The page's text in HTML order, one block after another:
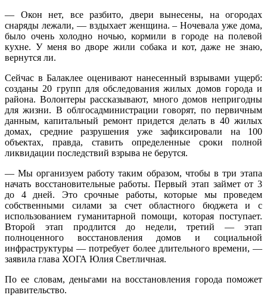
— Окон нет, все разбито, двери вынесены, на огородах
снаряды лежали, — вздыхает женщина. – Ночевала уже дома,
было очень холодно ночью, кормили в городе на полевой
кухне. У меня во дворе жили собака и кот, даже не знаю,
вернутся ли.
Сейчас в Балаклее оценивают нанесенный взрывами ущерб:
созданы 20 групп для обследования жилых домов города и
района. Волонтеры рассказывают, много домов непригодны
для жизни. В облгосадминистрации говорят, по первичным
данным, капитальный ремонт придется делать в 40 жилых
домах, средние разрушения уже зафиксировали на 100
объектах, правда, ставить определенные сроки полной
ликвидации последствий взрыва не берутся.
— Мы организуем работу таким образом, чтобы в три этапа
начать восстановительные работы. Первый этап займет от 3
до 4 дней. Это срочные работы, которые мы проведем
собственными силами за счет областного бюджета и с
использованием гуманитарной помощи, которая поступает.
Второй этап продлится до недели, третий — этап
полноценного восстановления домов и социальной
инфраструктуры — потребует более длительного времени, —
заявила глава ХОГА Юлия Светличная.
По ее словам, деньгами на восстановления города поможет
правительство.